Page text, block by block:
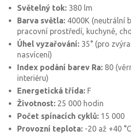
Světelný tok: 380 lm
Barva světla: 4000K (neutrální
pracovní prostředí, kuchyně,
Úhel vyzařování: 35° (pro
nasvícení)
Index podání barev Ra: 80
interiéru)
Energetická třída: F
Životnost: 25 000 hodin
Počet spínacích cyklů: 15 000
Provozní teplota: -20 až +40 °C